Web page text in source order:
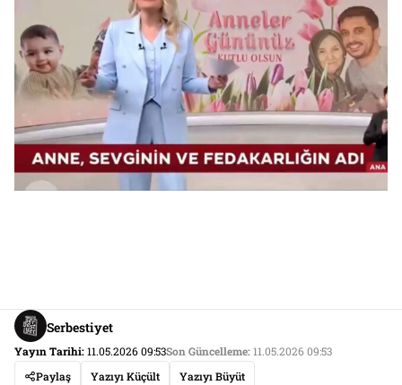
Serbestiyet
Yayın Tarihi:11.05.2026 09:53Son Güncelleme:11.05.2026 09:53
Paylaş
Yazıyı Küçült Yazıyı Büyüt